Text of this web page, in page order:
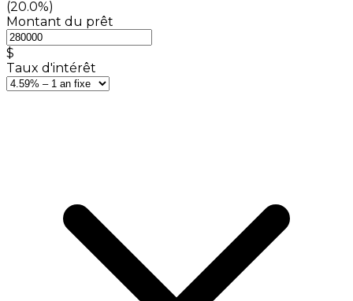
(20.0%)
Montant du prêt
$
Taux d'intérêt